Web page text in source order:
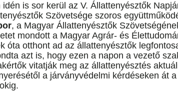
is sor kerül az V. Állattenyésztők
Szövetsége szoros
, a Magyar Állattenyésztők
mondott a Magyar Agrár- és
óta otthont ad az állattenyésztők
azt is, hogy ezen a napon a vezető
vitatják meg az állattenyésztés
a járványvédelmi kérdéseken át a